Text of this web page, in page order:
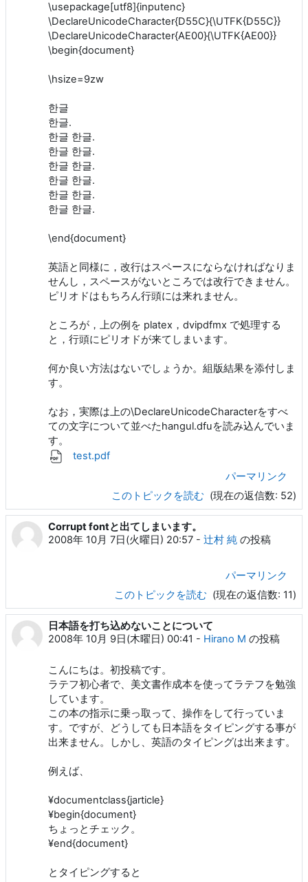
\usepackage[utf8]{inputenc}
\DeclareUnicodeCharacter{D55C}{\UTFK{D55C}}
\DeclareUnicodeCharacter{AE00}{\UTFK{AE00}}
\begin{document}
\hsize=9zw
한글
한글.
한글 한글.
한글 한글.
한글 한글.
한글 한글.
한글 한글.
한글 한글.
\end{document}
英語と同様に，改行はスペースにならなければなりま
せんし，スペースがないところでは改行できません。
ピリオドはもちろん行頭には来れません。
ところが，上の例を platex，dvipdfmx で処理する
と，行頭にピリオドが来てしまいます。
何か良い方法はないでしょうか。組版結果を添付しま
す。
なお，実際は上の\DeclareUnicodeCharacterをすべ
ての文字について並べたhangul.dfuを読み込んでいま
す。
test.pdf
パーマリンク
このトピックを読む (現在の返信数: 52)
Corrupt fontと出てしまいます。
2008年 10月 7日(火曜日) 20:57 - 辻村 純 の投稿
パーマリンク
このトピックを読む (現在の返信数: 11)
日本語を打ち込めないことについて
2008年 10月 9日(木曜日) 00:41 - Hirano M の投稿
こんにちは。初投稿です。
ラテフ初心者で、美文書作成本を使ってラテフを勉強
しています。
この本の指示に乗っ取って、操作をして行っていま
す。ですが、どうしても日本語をタイピングする事が
出来ません。しかし、英語のタイピングは出来ます。
例えば、
¥documentclass{jarticle}
¥begin{document}
ちょっとチェック。
¥end{document}
とタイピングすると